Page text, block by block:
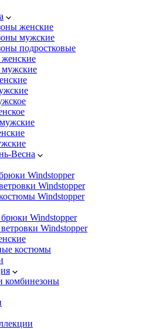
женские
мужские
подростковые
Весна
Windstopper
Windstopper
Windstopper
Windstopper
Windstopper
костюмы
комбинезоны